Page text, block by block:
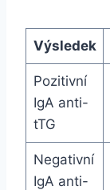
Výsledek
Pozitivní
IgA anti-
tTG
Negativní
IgA anti-